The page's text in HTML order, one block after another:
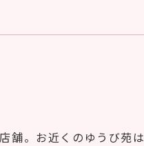
舗。お近くのゆうび苑